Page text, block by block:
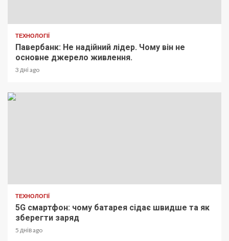
ТЕХНОЛОГІЇ
Павербанк: Не надійний лідер. Чому він не
основне джерело живлення.
3 дні ago
ТЕХНОЛОГІЇ
5G смартфон: чому батарея сідає швидше та як
зберегти заряд
5 днів ago